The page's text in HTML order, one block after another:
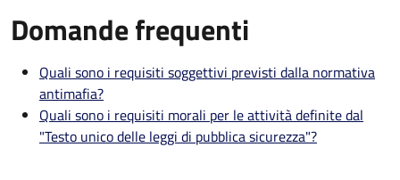
Domande frequenti
Quali sono i requisiti soggettivi previsti dalla normativa
antimafia?
Quali sono i requisiti morali per le attività definite dal
"Testo unico delle leggi di pubblica sicurezza"?